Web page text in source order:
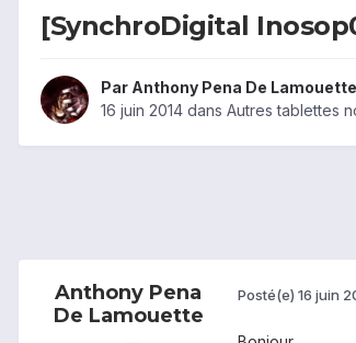
[SynchroDigital
Par Anthony Pena De Lamouette
16 juin 2014 dans Autres tablettes
Anthony Pena
De Lamouette
Posté(e) 16 juin